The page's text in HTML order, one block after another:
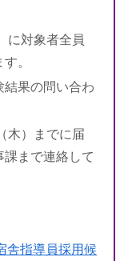
に対象者全員
。
結果の問い合わ
木）までに届
まで連絡して
舎指導員採用候